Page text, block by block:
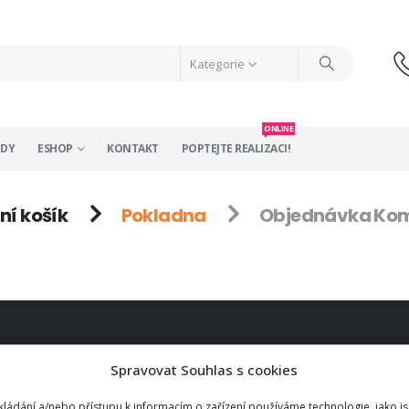
Spravovat Souhlas s cookies
Kategorie
ESHOP KONTAKT POPTEJTE REALIZACI!
ONLINE
košík Pokladna Objednávka
MENU
O nás